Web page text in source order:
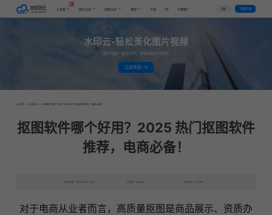
工具集
AI
图片水印 视频水印 教程 下载 VIP 代理推广 登录 下载客户端
水印云-轻松美化图片视频
图片视频一键去水印，手机电脑均可使用
立即体验
首页 > 行业资讯 > 抠图软件哪个好用？2025 热门抠图软件推荐，电商必备！
抠图软件哪个好用？2025 热门抠图软件
推荐，电商必备！
发布日期：2025-09-09 13:58 发表者：qianqian 浏览次数：2779次
对于电商从业者而言，高质量抠图是商品展示、资质办